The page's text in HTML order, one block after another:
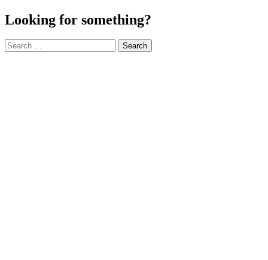
Looking for something?
Search